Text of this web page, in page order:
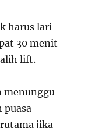
harus lari
30 menit
lift.
menunggu
puasa
jika